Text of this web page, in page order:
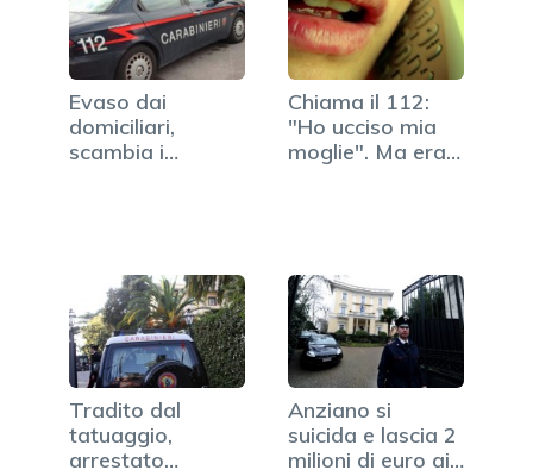
Evaso dai
domiciliari,
scambia i
Chiama il 112:
"Ho ucciso mia
moglie". Ma era
Tradito dal
tatuaggio,
arrestato
Anziano si
suicida e lascia 2
milioni di euro ai